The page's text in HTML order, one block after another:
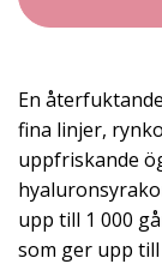
En
fina linjer,
uppfriskande
upp till 1 000
som ger upp